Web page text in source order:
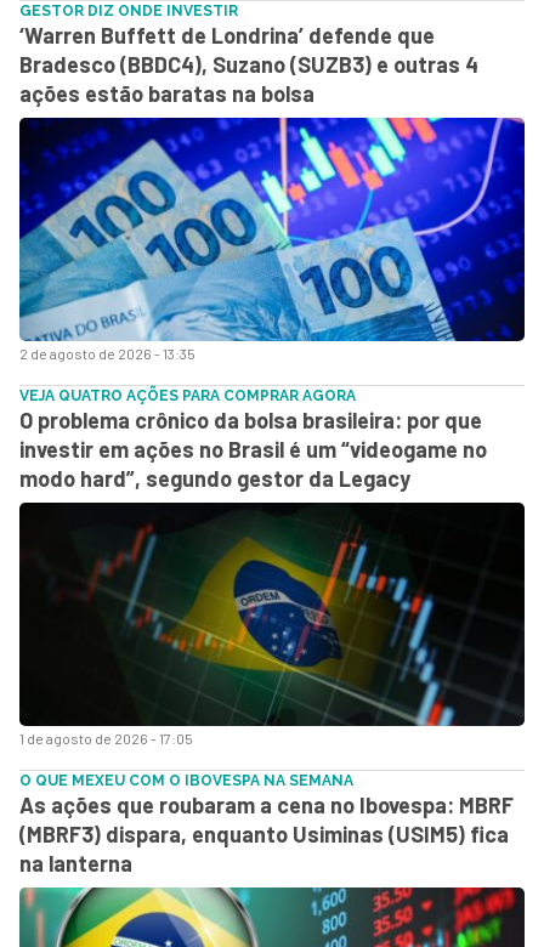
2 de agosto de 2026 - 13:35
GESTOR DIZ ONDE INVESTIR
‘Warren Buffett de Londrina’ defende que
Bradesco (BBDC4), Suzano (SUZB3) e outras 4
ações estão baratas na bolsa
1 de agosto de 2026 - 17:05
VEJA QUATRO AÇÕES PARA COMPRAR AGORA
O problema crônico da bolsa brasileira: por que
investir em ações no Brasil é um “videogame no
modo hard”, segundo gestor da Legacy
O QUE MEXEU COM O IBOVESPA NA SEMANA
As ações que roubaram a cena no Ibovespa: MBRF
(MBRF3) dispara, enquanto Usiminas (USIM5) fica
na lanterna